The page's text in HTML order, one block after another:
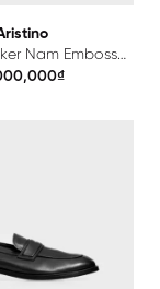
Nam Emboss
ASH0770S2